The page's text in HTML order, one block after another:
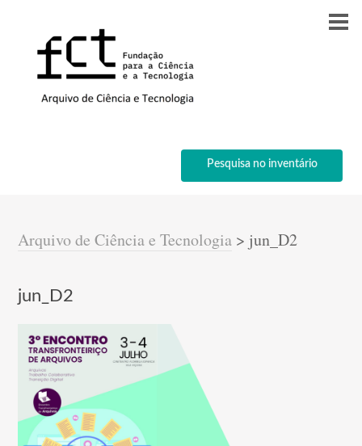
Pesquisa no inventário
Arquivo de Ciência e Tecnologia > jun_D2
jun_D2